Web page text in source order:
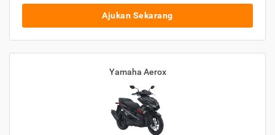
Ajukan Sekarang
Yamaha Aerox